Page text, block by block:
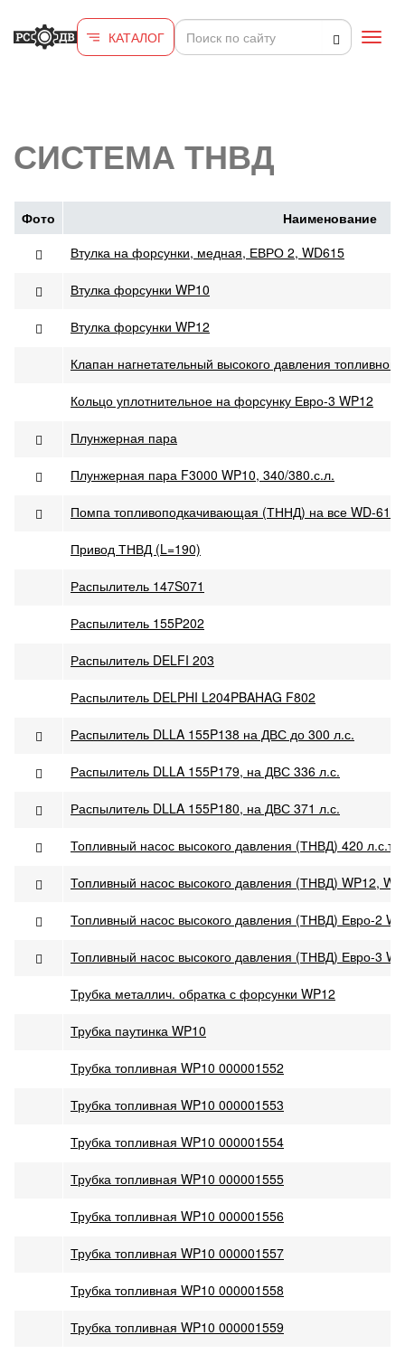
КАТАЛОГ
СИСТЕМА ТНВД
Фото
Наименование
Втулка на форсунки, медная, ЕВРО 2, WD615
Втулка форсунки WP10
Втулка форсунки WP12
Клапан нагнетательный высокого давления
Кольцо уплотнительное на форсунку Евро-3 WP12
Плунжерная пара
Плунжерная пара F3000 WP10, 340/380.с.л.
Помпа топливоподкачивающая (ТННД) на все WD-615
Привод ТНВД (L=190)
Распылитель 147S071
Распылитель 155P202
Распылитель DELFI 203
Распылитель DELPHI L204PBAHAG F802
Распылитель DLLA 155P138 на ДВС до 300 л.с.
Распылитель DLLA 155P179, на ДВС 336 л.с.
Распылитель DLLA 155P180, на ДВС 371 л.с.
Топливный насос высокого давления (ТНВД) 420
Топливный насос высокого давления (ТНВД) WP12,
Топливный насос высокого давления (ТНВД) Евро-2
Топливный насос высокого давления (ТНВД) Евро-3
Трубка металлич. обратка с форсунки WP12
Трубка паутинка WP10
Трубка топливная WP10 000001552
Трубка топливная WP10 000001553
Трубка топливная WP10 000001554
Трубка топливная WP10 000001555
Трубка топливная WP10 000001556
Трубка топливная WP10 000001557
Трубка топливная WP10 000001558
Трубка топливная WP10 000001559